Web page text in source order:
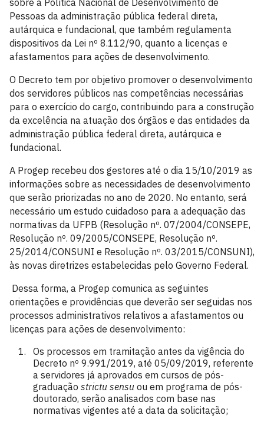
sobre a Política Nacional de Desenvolvimento de
Pessoas da administração pública federal direta,
autárquica e fundacional, que também regulamenta
dispositivos da Lei nº 8.112/90, quanto a licenças e
afastamentos para ações de desenvolvimento.
O Decreto tem por objetivo promover o desenvolvimento
dos servidores públicos nas competências necessárias
para o exercício do cargo, contribuindo para a construção
da excelência na atuação dos órgãos e das entidades da
administração pública federal direta, autárquica e
fundacional.
A Progep recebeu dos gestores até o dia 15/10/2019 as
informações sobre as necessidades de desenvolvimento
que serão priorizadas no ano de 2020. No entanto, será
necessário um estudo cuidadoso para a adequação das
normativas da UFPB (Resolução nº. 07/2004/CONSEPE,
Resolução nº. 09/2005/CONSEPE, Resolução nº.
25/2014/CONSUNI e Resolução nº. 03/2015/CONSUNI),
às novas diretrizes estabelecidas pelo Governo Federal.
Dessa forma, a Progep comunica as seguintes
orientações e providências que deverão ser seguidas nos
processos administrativos relativos a afastamentos ou
licenças para ações de desenvolvimento:
Os processos em tramitação antes da vigência do
Decreto nº 9.991/2019, até 05/09/2019, referente
a servidores já aprovados em cursos de pós-
graduação strictu sensu ou em programa de pós-
doutorado, serão analisados com base nas
normativas vigentes até a data da solicitação;